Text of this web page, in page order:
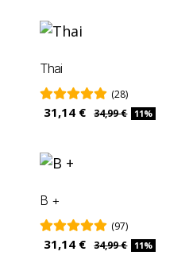
Thai
(28)
31,14 € 34,99 € 11%
B +
(97)
31,14 € 34,99 € 11%